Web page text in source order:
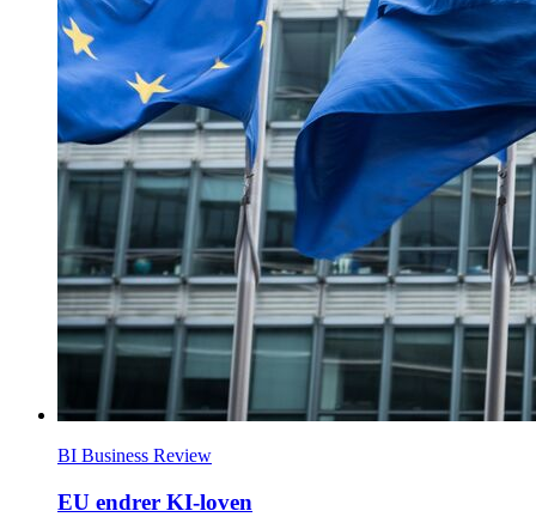
BI Business Review
EU endrer KI-loven